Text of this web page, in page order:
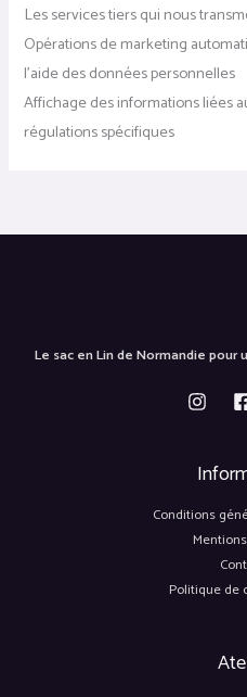
Les services tiers qui nous
Opérations de marketing
l’aide des données personnelles
Affichage des informations liées
régulations spécifiques
Le sac en Lin de Normandie
Conditions
Politique de